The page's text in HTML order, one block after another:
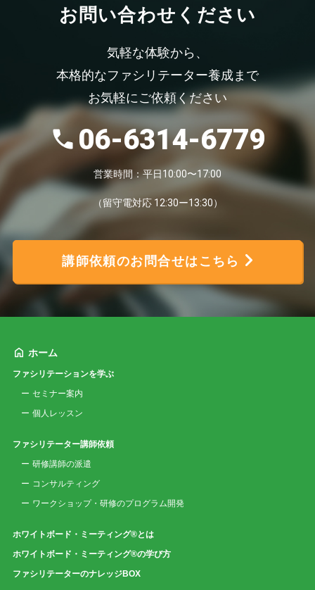
お問い合わせください
気軽な体験から、
本格的なファシリテーター養成まで
お気軽にご依頼ください
06-6314-6779
営業時間：平日10:00〜17:00
（留守電対応 12:30ー13:30）
講師依頼のお問合せはこちら
ホーム
ファシリテーションを学ぶ
セミナー案内
個人レッスン
ファシリテーター講師依頼
研修講師の派遣
コンサルティング
ワークショップ・研修のプログラム開発
ホワイトボード・ミーティング®とは
ホワイトボード・ミーティング®の学び方
ファシリテーターのナレッジBOX